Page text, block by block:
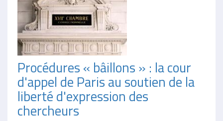
Procédures « bâillons » : la cour
d'appel de Paris au soutien de la
liberté d'expression des
chercheurs